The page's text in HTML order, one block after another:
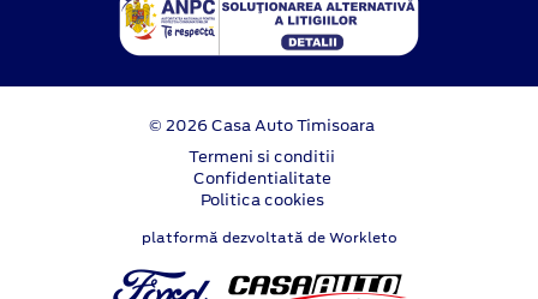
© 2026 Casa Auto Timisoara
Termeni si conditii
Confidentialitate
Politica cookies
platformă dezvoltată de Workleto